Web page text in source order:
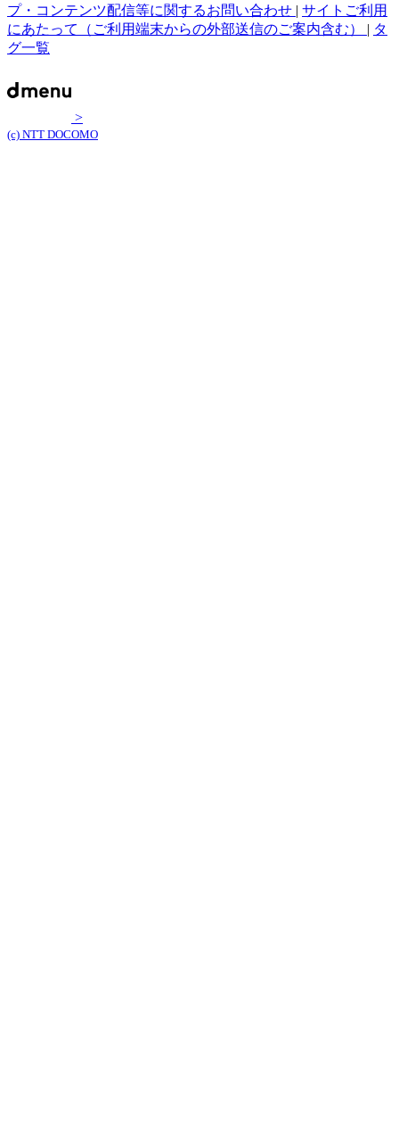
プ・コンテンツ配信等に関するお問い合わせ | サイトご利用
にあたって（ご利用端末からの外部送信のご案内含む） | タ
グ一覧
>
(c) NTT DOCOMO